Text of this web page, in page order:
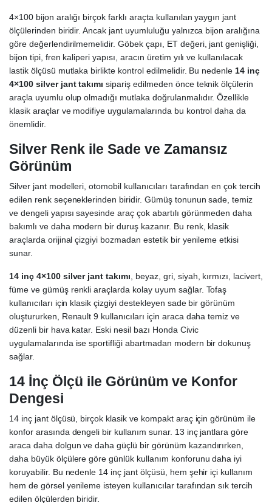
4×100 bijon aralığı birçok farklı araçta kullanılan yaygın jant
ölçülerinden biridir. Ancak jant uyumluluğu yalnızca bijon aralığına
göre değerlendirilmemelidir. Göbek çapı, ET değeri, jant genişliği,
bijon tipi, fren kaliperi yapısı, aracın üretim yılı ve kullanılacak
lastik ölçüsü mutlaka birlikte kontrol edilmelidir. Bu nedenle 14 inç
4×100 silver jant takımı sipariş edilmeden önce teknik ölçülerin
araçla uyumlu olup olmadığı mutlaka doğrulanmalıdır. Özellikle
klasik araçlar ve modifiye uygulamalarında bu kontrol daha da
önemlidir.
Silver Renk ile Sade ve Zamansız
Görünüm
Silver jant modelleri, otomobil kullanıcıları tarafından en çok tercih
edilen renk seçeneklerinden biridir. Gümüş tonunun sade, temiz
ve dengeli yapısı sayesinde araç çok abartılı görünmeden daha
bakımlı ve daha modern bir duruş kazanır. Bu renk, klasik
araçlarda orijinal çizgiyi bozmadan estetik bir yenileme etkisi
sunar.
14 inç 4×100 silver jant takımı , beyaz, gri, siyah, kırmızı, lacivert,
füme ve gümüş renkli araçlarda kolay uyum sağlar. Tofaş
kullanıcıları için klasik çizgiyi destekleyen sade bir görünüm
oluştururken, Renault 9 kullanıcıları için araca daha temiz ve
düzenli bir hava katar. Eski nesil bazı Honda Civic
uygulamalarında ise sportifliği abartmadan modern bir dokunuş
sağlar.
14 İnç Ölçü ile Görünüm ve Konfor
Dengesi
14 inç jant ölçüsü, birçok klasik ve kompakt araç için görünüm ile
konfor arasında dengeli bir kullanım sunar. 13 inç jantlara göre
araca daha dolgun ve daha güçlü bir görünüm kazandırırken,
daha büyük ölçülere göre günlük kullanım konforunu daha iyi
koruyabilir. Bu nedenle 14 inç jant ölçüsü, hem şehir içi kullanım
hem de görsel yenileme isteyen kullanıcılar tarafından sık tercih
edilen ölçülerden biridir.